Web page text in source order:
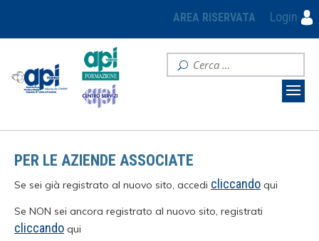
AREA RISERVATA Login
PER LE AZIENDE ASSOCIATE
Se sei già registrato al nuovo sito, accedi cliccando qui
Se NON sei ancora registrato al nuovo sito, registrati
cliccando qui